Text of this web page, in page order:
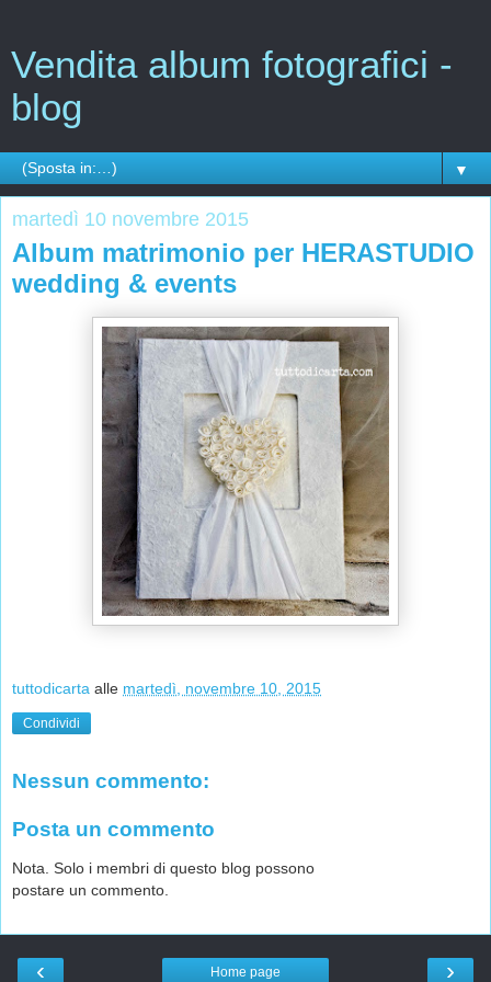
Vendita album fotografici -
blog
▼
martedì 10 novembre 2015
Album matrimonio per HERASTUDIO
wedding & events
tuttodicarta alle martedì, novembre 10, 2015
Condividi
Nessun commento:
Posta un commento
Nota. Solo i membri di questo blog possono
postare un commento.
‹ ›
Home page